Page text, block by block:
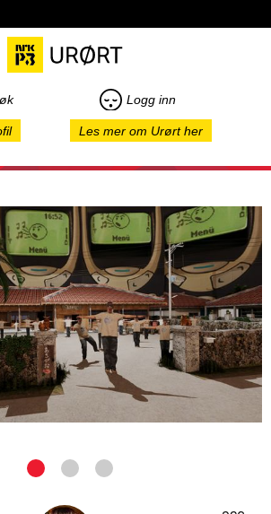
Logg inn
Les mer om Urørt her